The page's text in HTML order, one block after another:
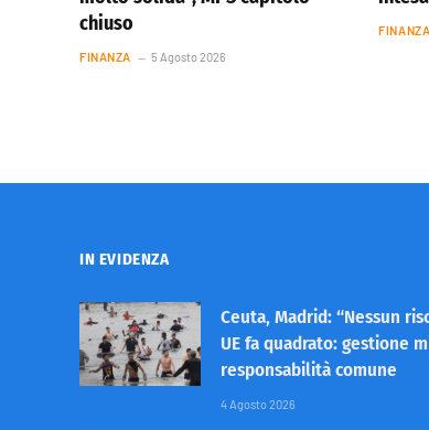
chiuso
FINANZA 5 Agosto 2026
FINANZA
IN EVIDENZA
Ceuta, Madrid: “Nessun
UE fa quadrato: gestione
responsabilità comune
4 Agosto 2026